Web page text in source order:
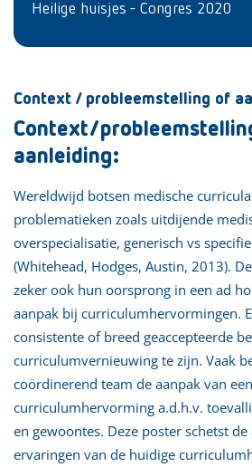
Heilige huisjes - Congres 2020
Context / probleemstelling of
Context/
aanleiding:
Wereldwijd botsen medische
problematieken zoals uitdijende
overspecialisatie, generisch vs
(Whitehead, Hodges, Austin, 2013).
zeker ook hun oorsprong in een ad
aanpak bij curriculumhervormingen.
consistente of breed geaccepteerde
curriculumvernieuwing te zijn. Vaak
coördinerend team de aanpak van een
curriculumhervorming a.d.h.v.
en gewoontes. Deze poster schetst
ervaringen van de huidige